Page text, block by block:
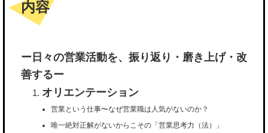
内容
ー日々の営業活動を、振り返り・磨き上げ・改
善するー
オリエンテーション
営業という仕事〜なぜ営業職は人気がないのか？
唯一絶対正解がないからこその「営業思考力（法）」